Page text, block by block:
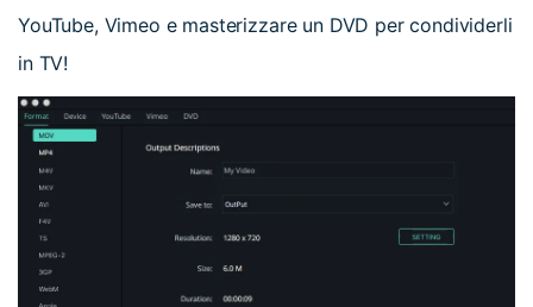
YouTube, Vimeo e masterizzare un DVD per condividerli
in TV!